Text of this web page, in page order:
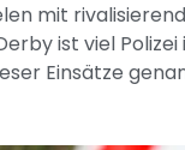
mit
ist viel Polizei
Einsätze